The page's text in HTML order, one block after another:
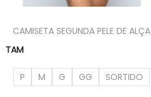
CAMISETA SEGUNDA PELE DE ALÇA
TAM
P M G GG SORTIDO